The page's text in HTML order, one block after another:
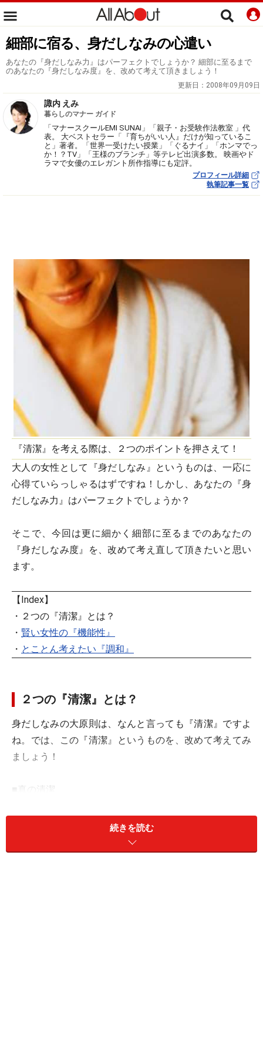
細部に宿る、身だしなみの心遣い
あなたの『身だしなみ力』はパーフェクトでしょうか？ 細部に至るまで
のあなたの『身だしなみ度』を、改めて考えて頂きましょう！
更新日： 2008年09月09日
諏内 えみ
暮らしのマナー ガイド
「マナースクールEMI SUNAI」「親子・お受験作法教室 」代
表。 大ベストセラー「『育ちがいい人』だけが知っているこ
と」著者。「世界一受けたい授業」「ぐるナイ」「ホンマでっ
か！？TV」「王様のブランチ」等テレビ出演多数。 映画やド
ラマで女優のエレガント所作指導にも定評。
プロフィール詳細
執筆記事一覧
『清潔』を考える際は、２つのポイントを押さえて！
大人の女性として『身だしなみ』というものは、一応に
心得ていらっしゃるはずですね！しかし、あなたの『身
だしなみ力』はパーフェクトでしょうか？
そこで、今回は更に細かく細部に至るまでのあなたの
『身だしなみ度』を、改めて考え直して頂きたいと思い
ます。
【Index】
・２つの『清潔』とは？
・ 賢い女性の『機能性』
・ とことん考えたい『調和』
２つの『清潔』とは？
身だしなみの大原則は、なんと言っても『清潔』ですよ
ね。では、この『清潔』というものを、改めて考えてみ
ましょう！
■真の清潔
シャワーを浴びたりする。そして、服も洗濯やクリーニ
ングがきちんとしてある、ということは基本中の基本！
続きを読む